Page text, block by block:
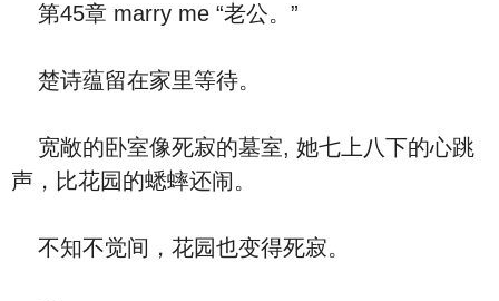
第45章 marry me “老公。”
楚诗蕴留在家里等待。
宽敞的卧室像死寂的墓室, 她七上八下的心跳
声，比花园的蟋蟀还闹。
不知不觉间，花园也变得死寂。